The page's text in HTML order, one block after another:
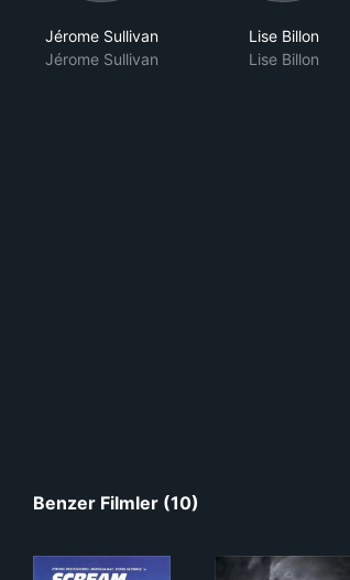
Jérome Sullivan
Jérome Sullivan
Lise Billon
Lise Billon
Benzer Filmler (10)